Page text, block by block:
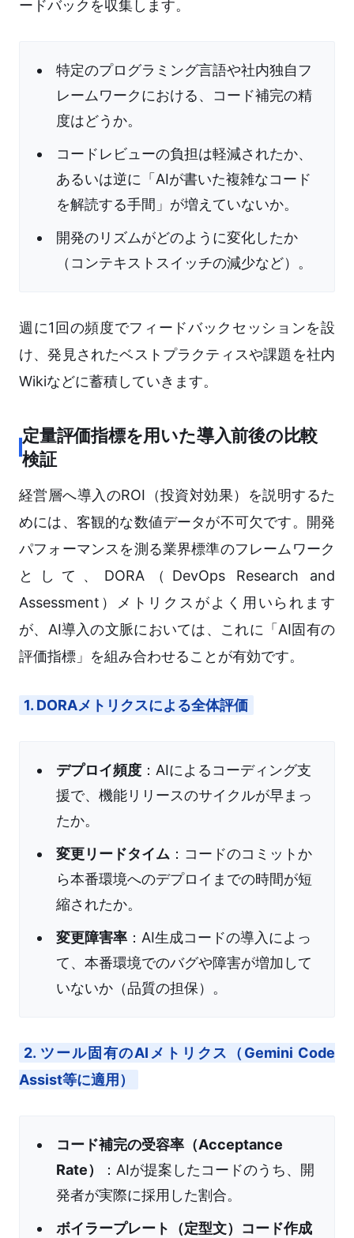
ードバックを収集します。
特定のプログラミング言語や社内独自フ
レームワークにおける、コード補完の精
度はどうか。
コードレビューの負担は軽減されたか、
あるいは逆に「AIが書いた複雑なコード
を解読する手間」が増えていないか。
開発のリズムがどのように変化したか
（コンテキストスイッチの減少など）。
週に1回の頻度でフィードバックセッションを設
け、発見されたベストプラクティスや課題を社内
Wikiなどに蓄積していきます。
定量評価指標を用いた導入前後の比較
検証
経営層へ導入のROI（投資対効果）を説明するた
めには、客観的な数値データが不可欠です。開発
パフォーマンスを測る業界標準のフレームワーク
として、DORA（DevOps Research and
Assessment）メトリクスがよく用いられます
が、AI導入の文脈においては、これに「AI固有の
評価指標」を組み合わせることが有効です。
1. DORAメトリクスによる全体評価
デプロイ頻度 ：AIによるコーディング支
援で、機能リリースのサイクルが早まっ
たか。
変更リードタイム ：コードのコミットか
ら本番環境へのデプロイまでの時間が短
縮されたか。
変更障害率 ：AI生成コードの導入によっ
て、本番環境でのバグや障害が増加して
いないか（品質の担保）。
2. ツール固有のAIメトリクス（Gemini Code
Assist等に適用）
コード補完の受容率（Acceptance
Rate）
：AIが提案したコードのうち、開
発者が実際に採用した割合。
ボイラープレート（定型文）コード作成